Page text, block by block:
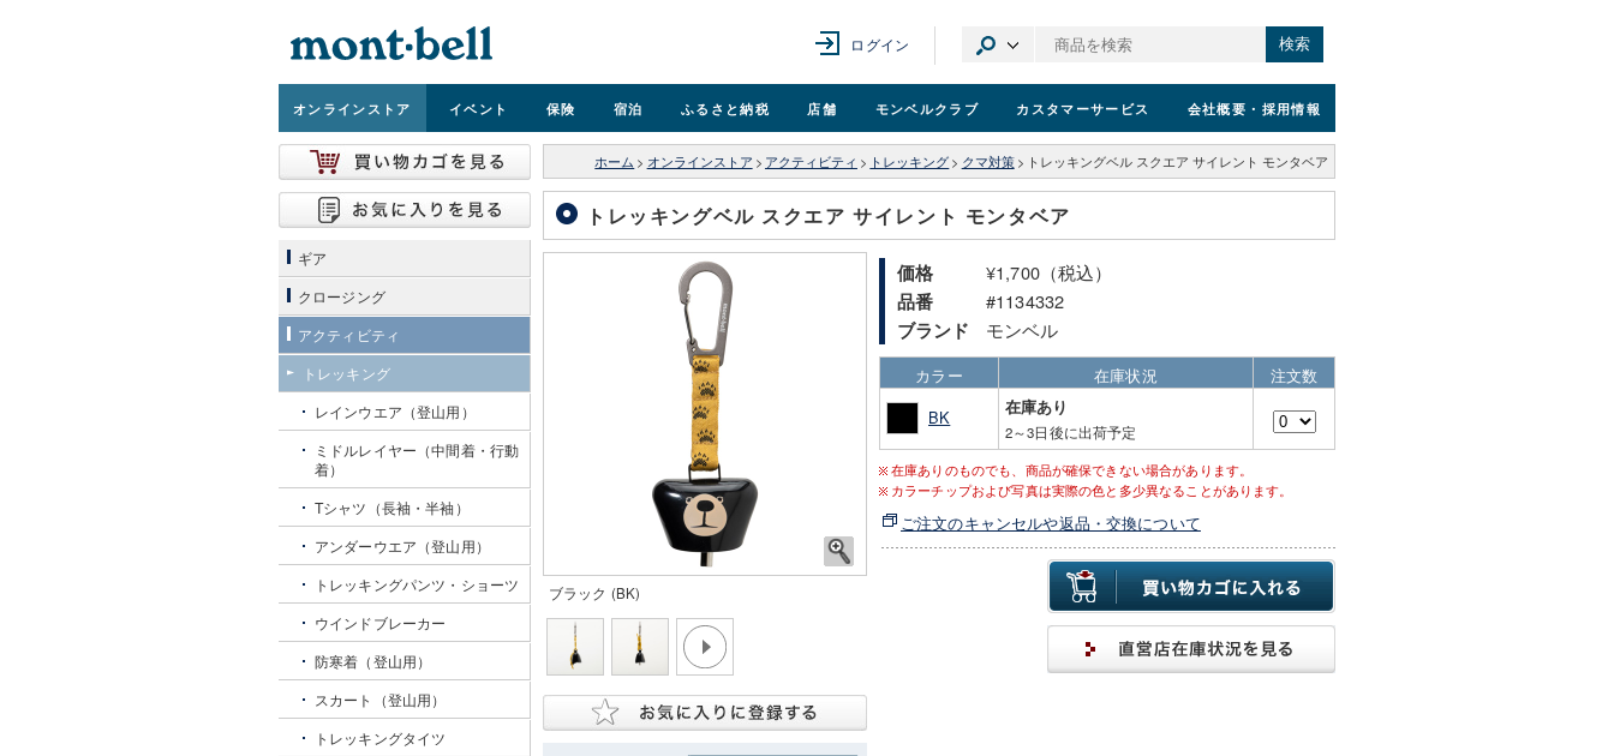
ログイン 検索
オンラインストア イベント 保険 宿泊 ふるさと納税 店舗 モンベルクラブ カスタマーサービス 会社概要 ・採用情報
ホーム > オンラインストア > アクティビティ > トレッキング > クマ対策 > トレッキングベル スクエア サイレント モンタベア
トレッキングベル スクエア サイレント モンタベア
ブラック (BK)
価格 ¥1,700（税込）
品番 #1134332
ブランド モンベル
カラー 在庫状況
注文数
BK
在庫あり
2～3日後に出荷予定
在庫ありのものでも、商品が確保できない場合があります。
カラーチップおよび写真は実際の色と多少異なることがあります。
ご注文のキャンセルや返品・交換について
ギア
クロージング
アクティビティ
トレッキング
レインウエア（登山用）
ミドルレイヤー（中間着・行動
着）
Tシャツ（長袖・半袖）
アンダーウエア（登山用）
トレッキングパンツ・ショーツ
ウインドブレーカー
防寒着（登山用）
スカート（登山用）
トレッキングタイツ